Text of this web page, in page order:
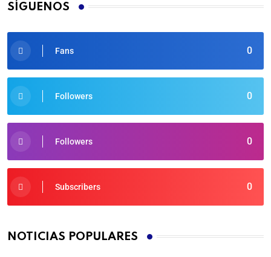
SÍGUENOS
0
Fans
0
Followers
0
Followers
0
Subscribers
NOTICIAS POPULARES